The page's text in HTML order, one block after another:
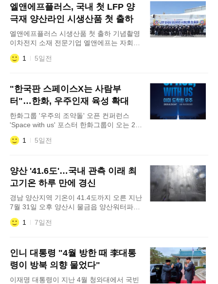
원, 영업이익 9650억원을 기록했다고 3일
밝혔다. 매출과 영업이익 모두 전년 동기 대
비 흑자 전환했다. 올해 상반기 누적 매출은
20조2862억원, 영업이익은 2
엘앤에프플러스, 국내 첫 LFP 양
극재 양산라인 시생산품 첫 출하
엘앤에프플러스 시생산품 첫 출하 기념촬영
이차전지 소재 전문기업 엘앤에프는 자회사
엘앤에프플러스가 지난 7월 31일 국내 최초
LFP(리튬인산철) 양극재 양산라인에서 생산
안정화 및 생산량 확대) 과정에서 생산된 제
품이다. 향후 고객사 평가와 품질 검증 등을
거쳐 본격적인 양산·공급 체계를 구축하기
위한 시생산품이다. 이번
1 5일전
"한국판 스페이스X는 사람부
터"…한화, 우주인재 육성 확대
한화그룹 '우주의 조약돌' 오픈 컨퍼런스
'Space with us' 포스터 한화그룹이 오는 29
일 서울 마포구 상암동 큐브컨벤션센터에서
'우주의 조약돌 오픈 컨퍼런스'를 개최한다
일반 대중과 만나는 공개 컨퍼런스로 확장한
자리다. '우주의 조약돌'은 한화그룹과 KAI
1 5일전
양산 '41.6도'…국내 관측 이래 최
고기온 하루 만에 경신
경남 양산지역 기온이 41.4도까지 오른 지난
7월 31일 오후 양산시 물금읍 양산워터파크
분수대에서 시민이 물놀이하고 있다. 1일 오
후 2시 8분 경남 양산의 기온이 41.6도까지
연합뉴스에 따르면 이날 경산 기온은 낮 12
시 14분 처음으로 40도를 기록한 뒤 오름세
를 이어가며 41.6도까지 상승했다.
1 7일전
인니 대통령 "4월 방한 때 李대통
령이 방북 의향 물었다"
이재명 대통령이 지난 4월 청와대에서 국빈